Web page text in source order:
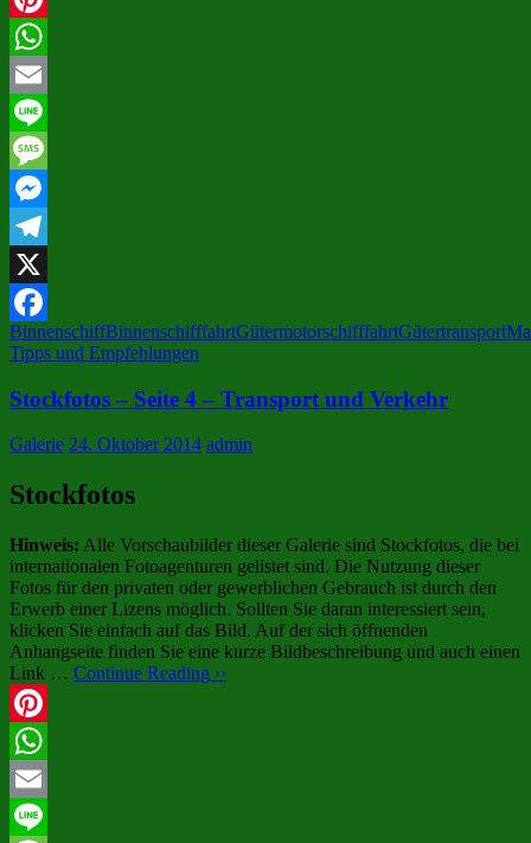
Pinterest
WhatsApp
Email
Line
Message
Messenger
Telegram
X
Facebook
BinnenschiffBinnenschifffahrtGütermotorschifffahrtGütertransport
Tipps und Empfehlungen
Stockfotos – Seite 4 – Transport und Verkehr
Galerie 24. Oktober 2014 admin
Stockfotos
Hinweis: Alle Vorschaubilder dieser Galerie sind Stockfotos, die bei
internationalen Fotoagenturen gelistet sind. Die Nutzung dieser
Fotos für den privaten oder gewerblichen Gebrauch ist durch den
Erwerb einer Lizens möglich. Sollten Sie daran interessiert sein,
klicken Sie einfach auf das Bild. Auf der sich öffnenden
Anhangseite finden Sie eine kurze Bildbeschreibung und auch einen
Link … Continue Reading ››
Pinterest
WhatsApp
Email